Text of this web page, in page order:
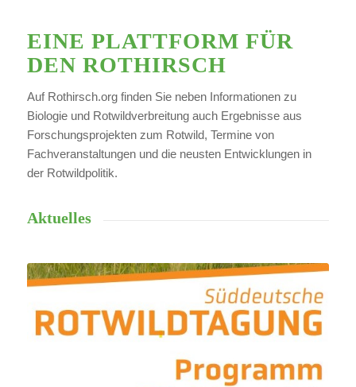
EINE PLATTFORM FÜR
DEN ROTHIRSCH
Auf Rothirsch.org finden Sie neben Informationen zu
Biologie und Rotwildverbreitung auch Ergebnisse aus
Forschungsprojekten zum Rotwild, Termine von
Fachveranstaltungen und die neusten Entwicklungen in
der Rotwildpolitik.
Aktuelles